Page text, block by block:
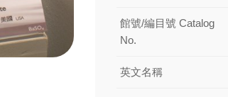
館號/編目號 Catalog
No.
英文名稱